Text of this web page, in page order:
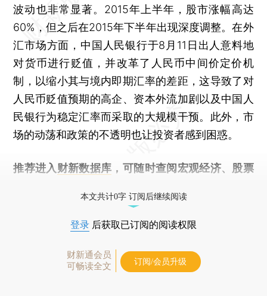
波动也非常显著。2015年上半年，股市涨幅高达
60%，但之后在2015年下半年出现深度调整。在外
汇市场方面，中国人民银行于8月11日出人意料地
对货币进行贬值，并改革了人民币中间价定价机
制，以缩小其与境内即期汇率的差距，这导致了对
人民币贬值预期的高企、资本外流加剧以及中国人
民银行为稳定汇率而采取的大规模干预。此外，市
场的动荡和政策的不透明也让投资者感到困惑。
推荐进入 财新数据库 ，可随时查阅宏观经济、股票
本文共计0字 订阅后继续阅读
登录 后获取已订阅的阅读权限
财新通会员
可畅读全文
订阅/会员升级